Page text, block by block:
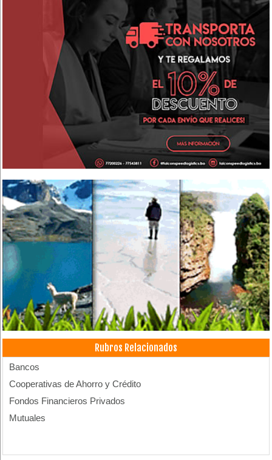
Rubros Relacionados
Bancos
Cooperativas de Ahorro y Crédito
Fondos Financieros Privados
Mutuales